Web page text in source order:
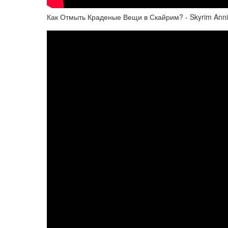
Как Отмыть Краденые Вещи в Скайрим? - Skyrim